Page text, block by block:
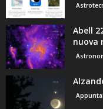
Abell
nuova